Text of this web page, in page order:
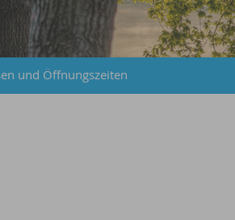
und Öffnungszeiten